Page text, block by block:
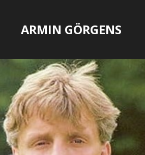
ARMIN GÖRGENS